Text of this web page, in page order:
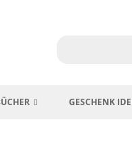
GESCHENK